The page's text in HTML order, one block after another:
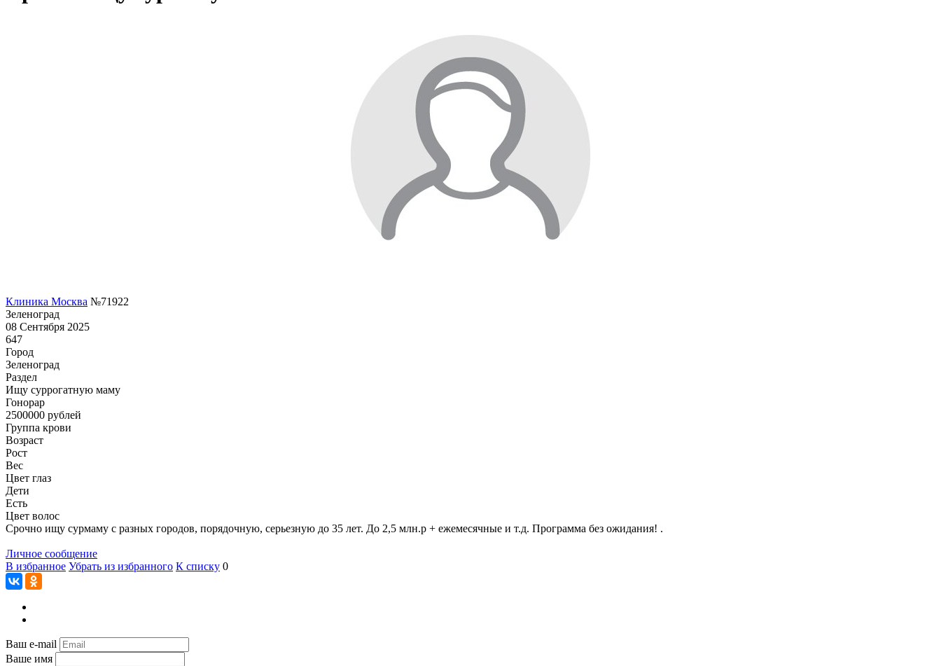
Клиника Москва №71922
Зеленоград
08 Сентября 2025
647
Город
Зеленоград
Раздел
Ищу суррогатную маму
Гонoрар
2500000 рублей
Группа крови
Возраст
Рост
Вес
Цвет глаз
Дети
Есть
Цвет волос
Срочно ищу сурмаму с разных городов, порядочную, серьезную до 35 лет. До 2,5 млн.р + ежемесячные и т.д. Программа без ожидания! .
Личное сообщение
В избранное Убрать из избранного К списку 0
Ваш e-mail
Ваше имя